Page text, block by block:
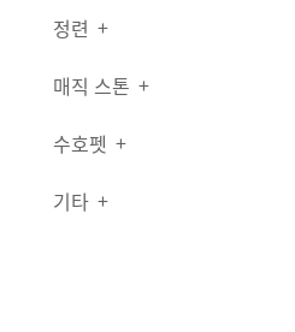
정련
매직 스톤
수호펫
기타